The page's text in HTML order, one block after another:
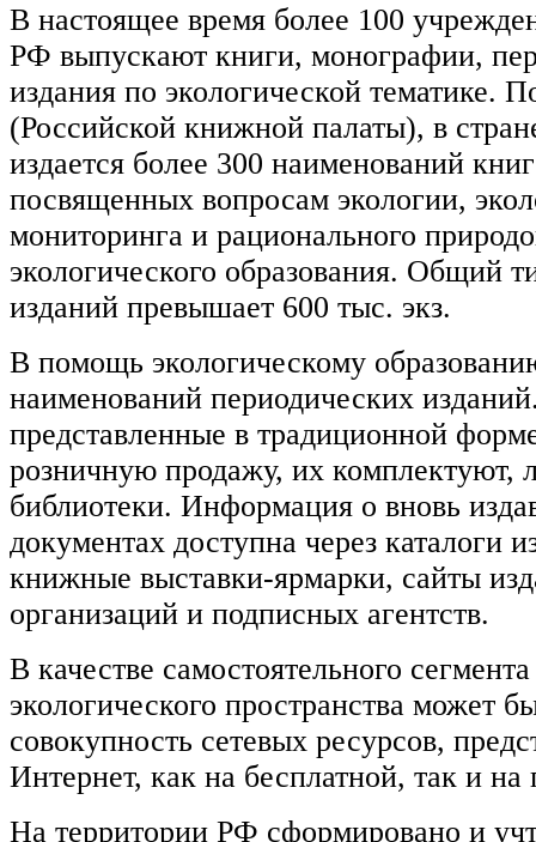
В настоящее время более 100
РФ выпускают книги, монографии,
издания по экологической тематике.
(Российской книжной палаты), в
издается более 300 наименований
посвященных вопросам экологии,
мониторинга и рационального
экологического образования. Общий
изданий превышает 600 тыс. экз.
В помощь экологическому
наименований периодических
представленные в традиционной
розничную продажу, их комплектуют,
библиотеки. Информация о вновь
документах доступна через каталоги
книжные выставки-ярмарки, сайты
организаций и подписных агентств.
В качестве самостоятельного
экологического пространства может
совокупность сетевых ресурсов,
Интернет, как на бесплатной, так и на
На территории РФ сформировано и